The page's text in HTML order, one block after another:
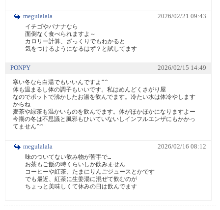
megulalala
2026/02/21 09:43
イチゴやバナナなら
面倒なく食べられますよ～
カロリー計算、ざっくりでもわかると
気をつけるようになるはず？と試してます
PONPY 2026/02/15 14:49
寒い冬なら白湯でもいいんですよ^^
体も温まるし体の調子もいいです。私はめんどくさがり屋
なのでポットで沸かしたお湯を飲んでます。冷たい水は体冷やします
からね
麦茶や緑茶も温かいものを飲んでます。体がほかほかになりますよー
今期の冬は不思議と風邪もひいていないしインフルエンザにもかかっ
megulalala
2026/02/16 08:12
味のついてない飲み物が苦手で…
お茶もご飯の時くらいしか飲みません
コーヒーや紅茶、たまにりんごジュースとかです
でも最近、紅茶に生姜湯に混ぜて飲むのが
ちょっと美味しくて休みの日は飲んでます